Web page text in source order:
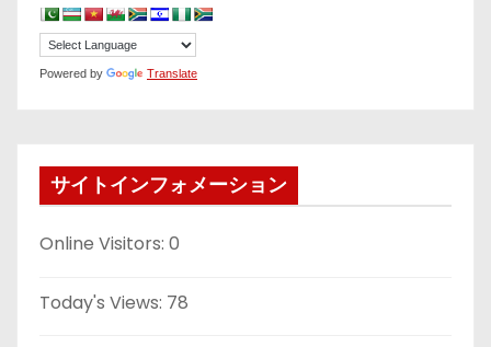
Powered by Translate
サイトインフォメーション
Online Visitors: 0
Today's Views: 78